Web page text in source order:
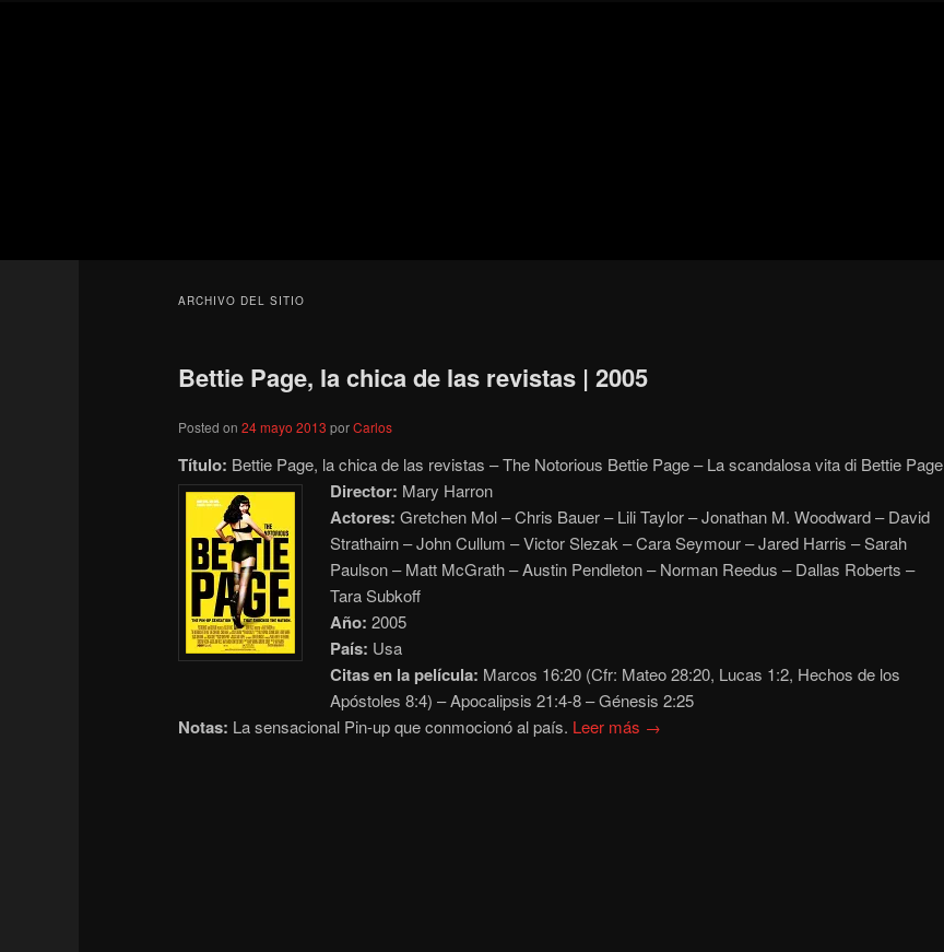
ARCHIVO DEL SITIO
Bettie Page, la chica de las revistas | 2005
Posted on24 mayo 2013 porCarlos
Título: Bettie Page, la chica de las revistas – The Notorious Bettie Page – La scandalosa vita di Bettie Page
Director: Mary Harron
Actores: Gretchen Mol – Chris Bauer – Lili Taylor – Jonathan M. Woodward – David
Strathairn – John Cullum – Victor Slezak – Cara Seymour – Jared Harris – Sarah
Paulson – Matt McGrath – Austin Pendleton – Norman Reedus – Dallas Roberts –
Tara Subkoff
Año: 2005
País: Usa
Citas en la película: Marcos 16:20 (Cfr: Mateo 28:20, Lucas 1:2, Hechos de los
Apóstoles 8:4) – Apocalipsis 21:4-8 – Génesis 2:25
Notas: La sensacional Pin-up que conmocionó al país. Leer más →